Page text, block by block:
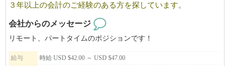
NAŌRUで働く魅力
・時給$30〜（経験・能力により優遇）
・トップスタイリストMiki（中医学博士）から直接学べる環境
・東洋医学・筋膜・経絡理論を取り入れた、他にはない技術が身
につきます
・柔軟なシフト制・日本語が通じる安心の職場
３年以上の会計のご経験のある方を探しています。
会社からのメッセージ
リモート、パートタイムのポジションです！
給与
時給 USD $42.00 ～ USD $47.00